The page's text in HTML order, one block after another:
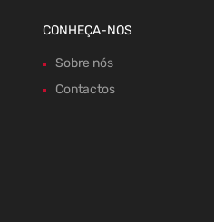
CONHEÇA-NOS
Sobre nós
Contactos